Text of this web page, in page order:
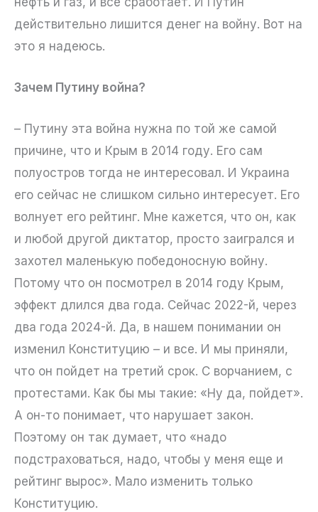
действительно лишится денег на войну. Вот на
это я надеюсь.
Зачем Путину война?
– Путину эта война нужна по той же самой
причине, что и Крым в 2014 году. Его сам
полуостров тогда не интересовал. И Украина
его сейчас не слишком сильно интересует. Его
волнует его рейтинг. Мне кажется, что он, как
и любой другой диктатор, просто заигрался и
захотел маленькую победоносную войну.
Потому что он посмотрел в 2014 году Крым,
эффект длился два года. Сейчас 2022-й, через
два года 2024-й. Да, в нашем понимании он
изменил Конституцию – и все. И мы приняли,
что он пойдет на третий срок. С ворчанием, с
протестами. Как бы мы такие: «Ну да, пойдет».
А он-то понимает, что нарушает закон.
Поэтому он так думает, что «надо
подстраховаться, надо, чтобы у меня еще и
рейтинг вырос». Мало изменить только
Конституцию.